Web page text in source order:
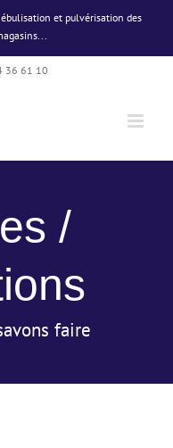
et pulvérisation des
36 61 10
/
faire